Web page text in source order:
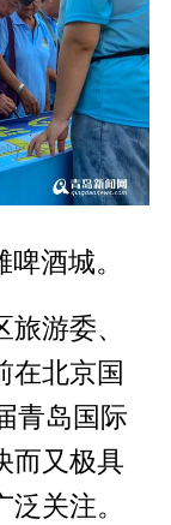
酒城。
游委、
在北京国
青岛国际
而又极具
关注。